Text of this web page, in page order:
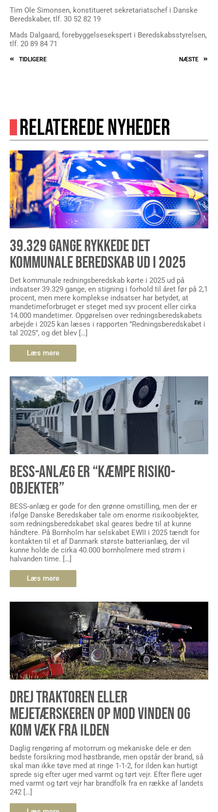
Tim Ole Simonsen, konstitueret sekretariatschef i Danske
Beredskaber, tlf. 30 52 82 19
Mads Dalgaard, forebyggelsesekspert i Beredskabsstyrelsen,
tlf. 20 89 84 71
TIDLIGERE NÆSTE
RELATEREDE NYHEDER
39.329 GANGE RYKKEDE DET
KOMMUNALE BEREDSKAB UD I 2025
Det kommunale redningsberedskab kørte i 2025 ud på
indsatser 39.329 gange, en stigning i forhold til året før på 2,1
procent, men mere komplekse indsatser har betydet, at
mandetimeforbruget er steget med syv procent eller cirka
14.000 mandetimer. Opgørelsen over redningsberedskabets
arbejde i 2025 kan læses i rapporten ”Redningsberedskabet i
tal 2025”, og det blev […]
Læs mere
BESS-ANLÆG ER “KÆMPE RISIKO-
OBJEKTER”
BESS-anlæg er gode for den grønne omstilling, men der er
ifølge Danske Beredskaber tale om enorme risikoobjekter,
som redningsberedskabet skal geares bedre til at kunne
håndtere. På Bornholm har selskabet EWII i 2025 tændt for
kontakten til et af Danmark største batterianlæg, der vil
kunne holde de cirka 40.000 bornholmere med strøm i
halvanden time. […]
Læs mere
DREJ TRAKTOREN ELLER
MEJETÆRSKEREN OP MOD VINDEN OG
KOM VÆK FRA ILDEN
Daglig rengøring af motorrum og mekaniske dele er den
bedste forsikring mod høstbrande, men opstår der brand, så
skal man ikke tøve med at ringe 1-1-2, for ilden kan hurtigt
sprede sig efter uger med varmt og tørt vejr. Efter flere uger
med varmt og tørt vejr har brandfolk fra en række af landets
242 […]